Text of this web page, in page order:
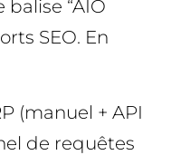
balise “AIO
SEO. En
(manuel + API
de requêtes